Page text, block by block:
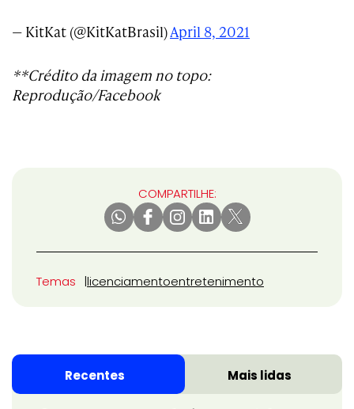
— KitKat (@KitKatBrasil)April 8, 2021
**Crédito da imagem no topo:
Reprodução/Facebook
COMPARTILHE:
Temas licenciamentoentretenimento
Recentes Mais lidas